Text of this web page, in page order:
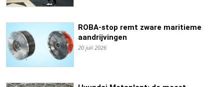
ROBA-stop remt zware maritieme
aandrijvingen
20 juli 2026